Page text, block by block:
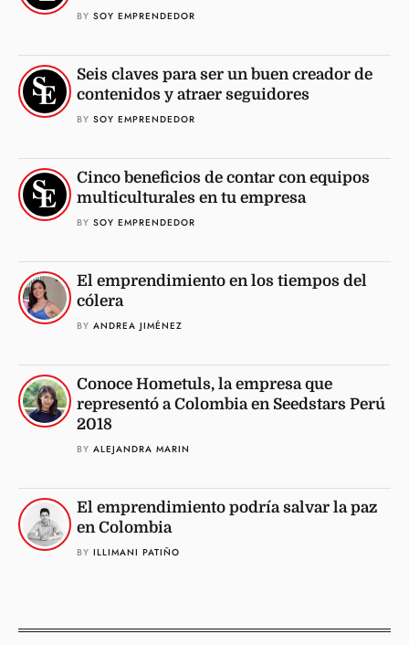
BY SOY EMPRENDEDOR
Seis claves para ser un buen creador de
contenidos y atraer seguidores
BY SOY EMPRENDEDOR
Cinco beneficios de contar con equipos
multiculturales en tu empresa
BY SOY EMPRENDEDOR
El emprendimiento en los tiempos del
cólera
BY ANDREA JIMÉNEZ
Conoce Hometuls, la empresa que
representó a Colombia en Seedstars Perú
2018
BY ALEJANDRA MARIN
El emprendimiento podría salvar la paz
en Colombia
BY ILLIMANI PATIÑO